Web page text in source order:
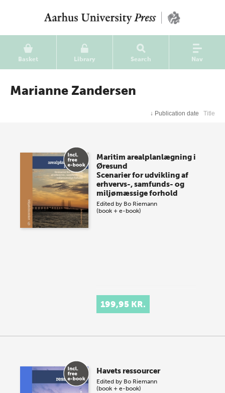
Basket Library Search Nav
Marianne Zandersen
↓ Publication date Title
Maritim arealplanlægning i
Øresund
Scenarier for udvikling af
erhvervs-, samfunds- og
miljømæssige forhold
Edited by Bo Riemann
(book + e-book)
199,95 KR.
Havets ressourcer
Edited by Bo Riemann
(book + e-book)